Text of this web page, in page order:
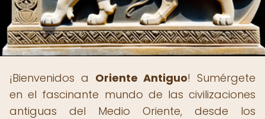
¡Bienvenidos a Oriente Antiguo! Sumérgete
en el fascinante mundo de las civilizaciones
antiguas del Medio Oriente, desde los